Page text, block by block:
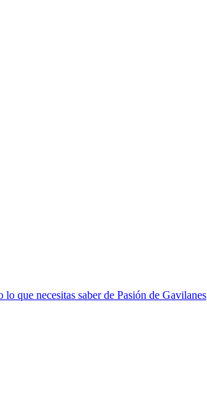
que necesitas saber de Pasión de Gavilanes